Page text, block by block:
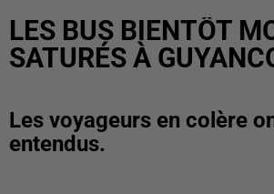
LES BUS BIENTÔT
SATURÉS À
Les voyageurs en colère
entendus.